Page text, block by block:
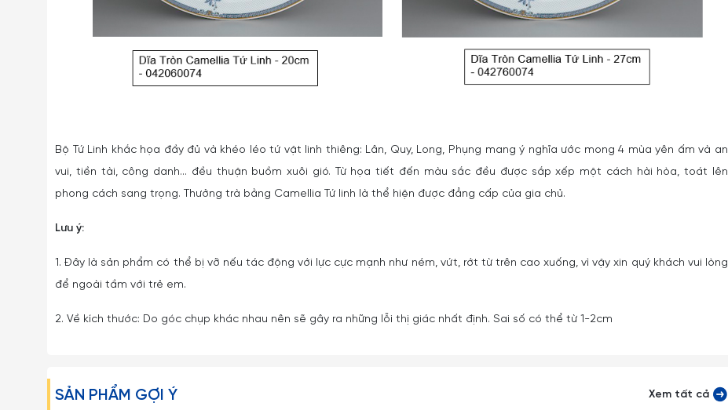
Bộ Tứ Linh khắc họa đầy đủ và khéo léo tứ vật linh thiêng: Lân, Quy, Long, Phụng mang ý nghĩa ước mong 4 mùa yên ấm và an
vui, tiền tài, công danh... đều thuận buồm xuôi gió. Từ họa tiết đến màu sắc đều được sắp xếp một cách hài hòa, toát lên
phong cách sang trọng. Thưởng trà bằng Camellia Tứ linh là thể hiện được đẳng cấp của gia chủ.
Lưu ý:
1. Đây là sản phẩm có thể bị vỡ nếu tác động với lực cực mạnh như ném, vứt, rớt từ trên cao xuống, vì vậy xin quý khách vui lòng
để ngoài tầm với trẻ em.
2. Về kích thước: Do góc chụp khác nhau nên sẽ gây ra những lỗi thị giác nhất định. Sai số có thể từ 1-2cm
SẢN PHẨM GỢI Ý Xem tất cả